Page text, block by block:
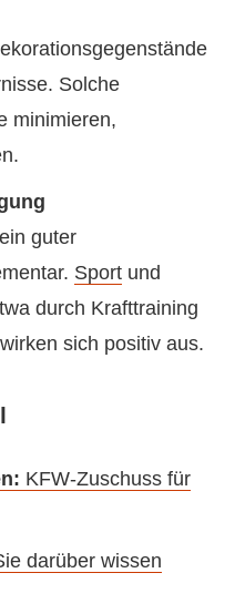
Solche
minimieren,
guter
Sport und
durch Krafttraining
sich positiv aus.
KFW-Zuschuss für
darüber wissen